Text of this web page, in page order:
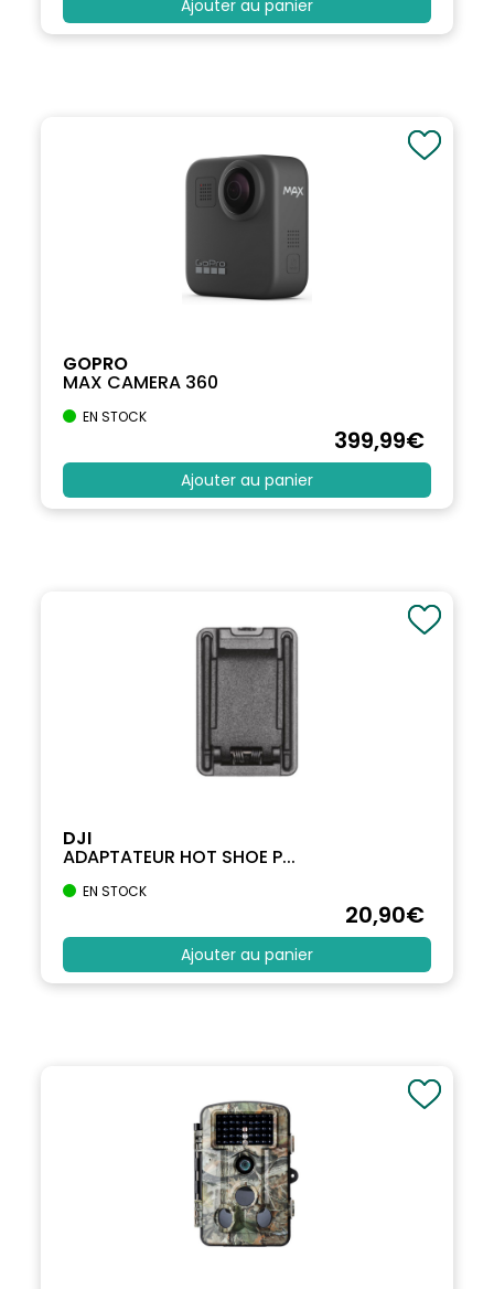
Ajouter au panier
GOPRO
MAX CAMERA 360
EN STOCK
399,99€
Ajouter au panier
DJI
ADAPTATEUR HOT SHOE P...
EN STOCK
20,90€
Ajouter au panier